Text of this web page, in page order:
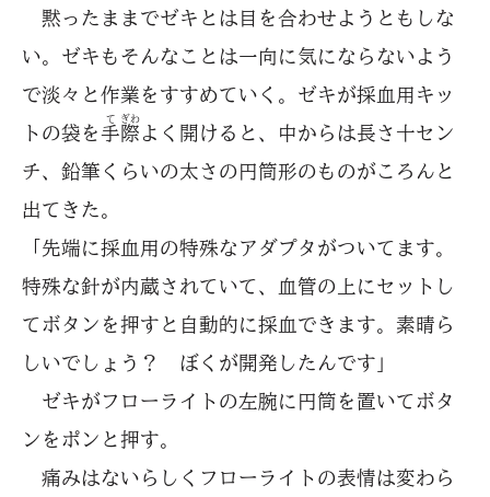
黙ったままでゼキとは目を合わせようともしな
い。ゼキもそんなことは一向に気にならないよう
で淡々と作業をすすめていく。ゼキが採血用キッ
トの袋を手
て
際
ぎわ
よく開けると、中からは長さ十セン
チ、鉛筆くらいの太さの円筒形のものがころんと
出てきた。
「先端に採血用の特殊なアダプタがついてます。
特殊な針が内蔵されていて、血管の上にセットし
てボタンを押すと自動的に採血できます。素晴ら
しいでしょう？ ぼくが開発したんです」
ゼキがフローライトの左腕に円筒を置いてボタ
ンをポンと押す。
痛みはないらしくフローライトの表情は変わら